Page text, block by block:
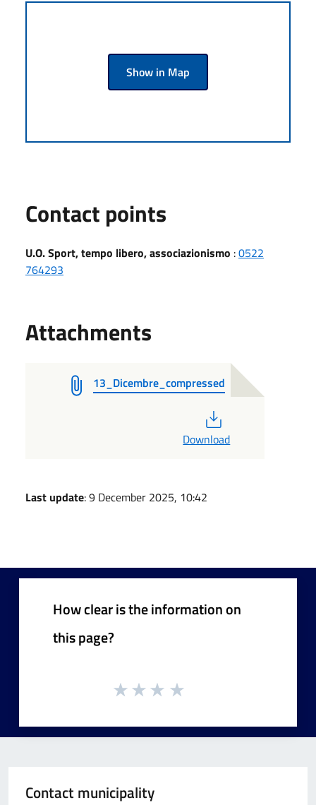
Show in Map
Contact points
U.O. Sport, tempo libero, associazionismo :0522
764293
Attachments
13_Dicembre_compressed
Download
Last update: 9 December 2025, 10:42
How clear is the information on
this page?
Contact municipality